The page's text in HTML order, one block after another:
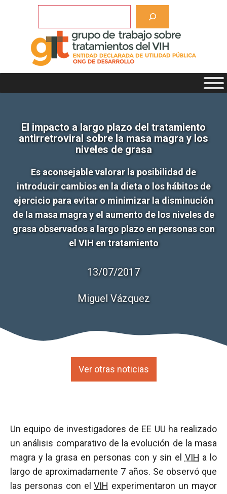
El impacto a largo plazo del tratamiento
antirretroviral sobre la masa magra y los
niveles de grasa
Es aconsejable valorar la posibilidad de
introducir cambios en la dieta o los hábitos de
ejercicio para evitar o minimizar la disminución
de la masa magra y el aumento de los niveles de
grasa observados a largo plazo en personas con
el VIH en tratamiento
13/07/2017
Miguel Vázquez
Ver otras noticias
Un equipo de investigadores de EE UU ha realizado
un análisis comparativo de la evolución de la masa
magra y la grasa en personas con y sin el VIH a lo
largo de aproximadamente 7 años. Se observó que
las personas con elVIH experimentaron un mayor